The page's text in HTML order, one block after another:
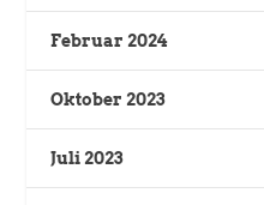
Februar 2024
Oktober 2023
Juli 2023